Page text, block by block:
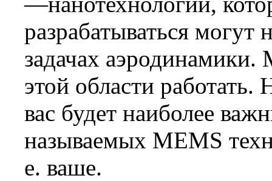
разрабатываться
задачах
этой области
вас будет наиболее
называемых MEMS
е. ваше.